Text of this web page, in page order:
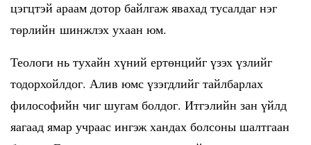
цэгцтэй араам дотор байлгаж явахад тусалдаг нэг
төрлийн шинжлэх ухаан юм.
Теологи нь тухайн хүний ертөнцийг үзэх үзлийг
тодорхойлдог. Алив юмс үзэгдлийг тайлбарлах
философийн чиг шугам болдог. Итгэлийн зан үйлд
яагаад ямар учраас ингэж хандах болсоны шалтгаан